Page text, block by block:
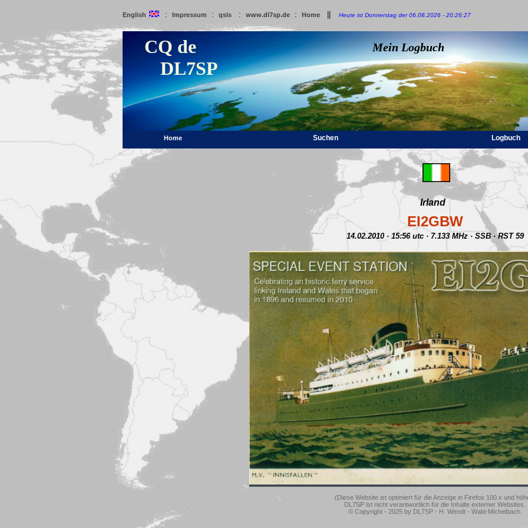
English : Impressum : qsls : www.dl7sp.de : Home Heute ist Donnerstag der 06.08.2026 - 20:26:27
CQ de
DL7SP
Mein Logbuch
Home Suchen Logbuch
Irland
EI2GBW
14.02.2010 · 15:56 utc · 7.133 MHz · SSB · RST 59
(Diese Website ist optimiert für die Anzeige in Firefox 100.x und
DL7SP ist nicht verantwortlich für die Inhalte externer Websites.
© Copyright - 2025 by DL7SP - H. Wendt - Wald-Michelbach.